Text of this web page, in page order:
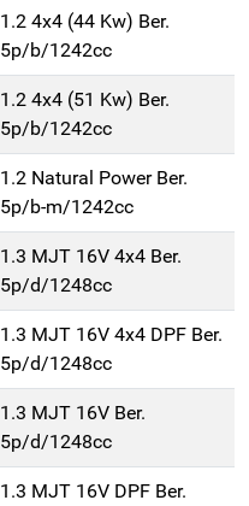
1.2 4x4 (44 Kw) Ber.
5p/b/1242cc
1.2 4x4 (51 Kw) Ber.
5p/b/1242cc
1.2 Natural Power Ber.
5p/b-m/1242cc
1.3 MJT 16V 4x4 Ber.
5p/d/1248cc
1.3 MJT 16V 4x4 DPF Ber.
5p/d/1248cc
1.3 MJT 16V Ber.
5p/d/1248cc
1.3 MJT 16V DPF Ber.